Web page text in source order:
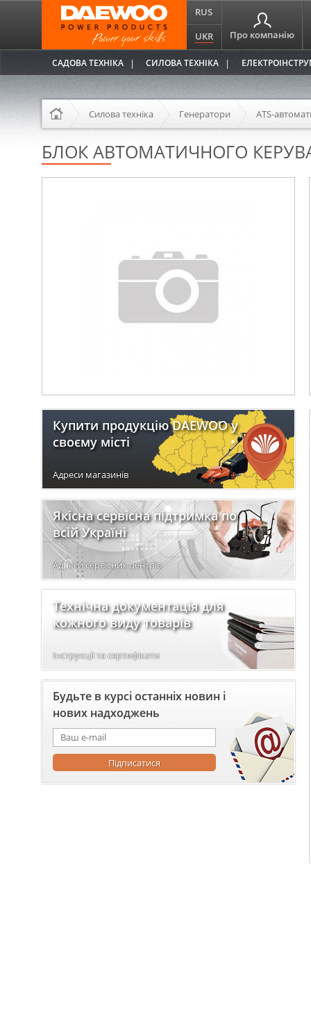
RUS
UKR
Про компанію
САДОВА ТЕХНІКА СИЛОВА ТЕХНІКА
Силова техніка Генератори ATS-
БЛОК АВТОМАТИЧНОГО
Купити продукцію DAEWOO у
своєму місті
Адреси магазинів
Якісна сервісна підтримка по
всій Україні
Адреси сервісних центрів
Технічна документація для
кожного виду товарів
Інструкції та сертифікати
Будьте в курсі останніх новин і
нових надходжень